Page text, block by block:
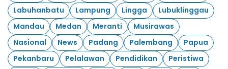
Labuhanbatu
Lampung Lingga
Lubuklinggau
Mandau
Medan Meranti
Musirawas
Nasional
News Padang Palembang
Papua
Pekanbaru
Pelalawan Pendidikan
Peristiwa